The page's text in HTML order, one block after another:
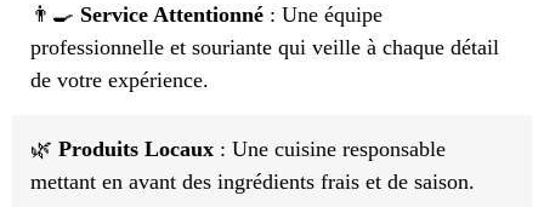
👨‍🍳 Service Attentionné : Une équipe
professionnelle et souriante qui veille à chaque détail
de votre expérience.
🌿 Produits Locaux : Une cuisine responsable
mettant en avant des ingrédients frais et de saison.